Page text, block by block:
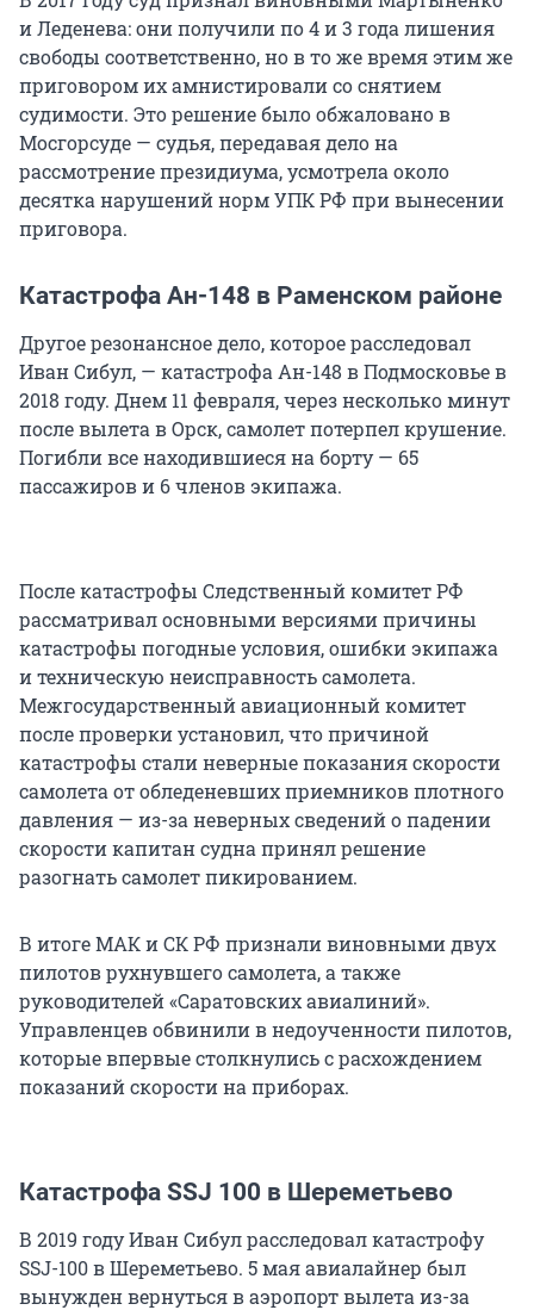
и Леденева: они получили по 4 и 3 года лишения
свободы соответственно, но в то же время этим же
приговором их амнистировали со снятием
судимости. Это решение было обжаловано в
Мосгорсуде — судья, передавая дело на
рассмотрение президиума, усмотрела около
десятка нарушений норм УПК РФ при вынесении
приговора.
Катастрофа Ан-148 в Раменском районе
Другое резонансное дело, которое расследовал
Иван Сибул, — катастрофа Ан-148 в Подмосковье в
2018 году. Днем 11 февраля, через несколько минут
после вылета в Орск, самолет потерпел крушение.
Погибли все находившиеся на борту — 65
пассажиров и 6 членов экипажа.
После катастрофы Следственный комитет РФ
рассматривал основными версиями причины
катастрофы погодные условия, ошибки экипажа
и техническую неисправность самолета.
Межгосударственный авиационный комитет
после проверки установил, что причиной
катастрофы стали неверные показания скорости
самолета от обледеневших приемников плотного
давления — из-за неверных сведений о падении
скорости капитан судна принял решение
разогнать самолет пикированием.
В итоге МАК и СК РФ признали виновными двух
пилотов рухнувшего самолета, а также
руководителей «Саратовских авиалиний».
Управленцев обвинили в недоученности пилотов,
которые впервые столкнулись с расхождением
показаний скорости на приборах.
Катастрофа SSJ 100 в Шереметьево
В 2019 году Иван Сибул расследовал катастрофу
SSJ-100 в Шереметьево. 5 мая авиалайнер был
вынужден вернуться в аэропорт вылета из-за